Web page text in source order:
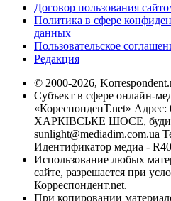
Договор пользования
Политика в сфере
данных
Пользовательское
Редакция
© 2000-2026,
Субъект в сфере онлайн-
«КореспонденТ.net» Адрес:
ХАРКІВСЬКЕ ШОСЕ,
sunlight@mediadim.com.ua
Идентификатор медиа -
Использование любых
сайте, разрешается при
Корреспондент.net.
При копировании